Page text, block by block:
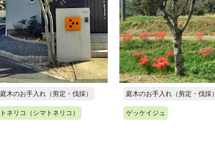
庭木のお手入れ（剪定・伐採）
トネリコ（シマトネリコ）
庭木のお手入れ（剪定・伐採）
ゲッケイジュ